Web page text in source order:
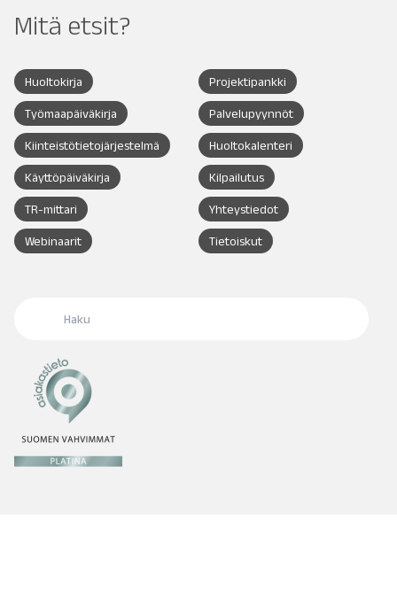
Mitä etsit?
Huoltokirja Projektipankki
Työmaapäiväkirja Palvelupyynnöt
Kiinteistötietojärjestelmä Huoltokalenteri
Käyttöpäiväkirja Kilpailutus
TR-mittari Yhteystiedot
Webinaarit Tietoiskut